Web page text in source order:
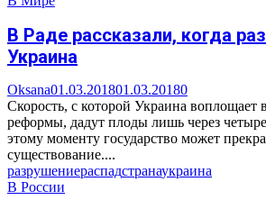
В Раде рассказали, когда
Украина
Oksana01.03.201801.03.20180
Скорость, с которой Украина воплощает
реформы, дадут плоды лишь через четыре
этому моменту государство может
существование....
разрушениераспадстранаукраина
В России